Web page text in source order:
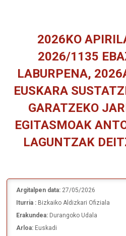
2026KO
2026/1135
LABURPENA,
EUSKARA
GARATZEKO
EGITASMOAK
LAGUNTZAK
Argitalpen data: 27/05/2026
Iturria : Bizkaiko Aldizkari Ofiziala
Erakundea: Durangoko Udala
Arloa: Euskadi